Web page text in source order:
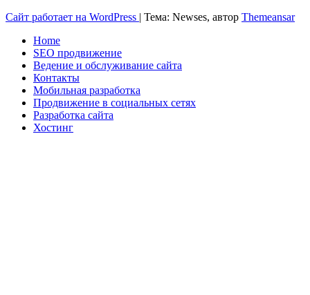
Сайт работает на WordPress | Тема: Newses, автор Themeansar
Home
SEO продвижение
Ведение и обслуживание сайта
Контакты
Мобильная разработка
Продвижение в социальных сетях
Разработка сайта
Хостинг